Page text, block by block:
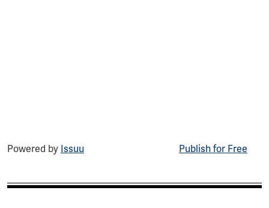
Powered by Issuu Publish for Free